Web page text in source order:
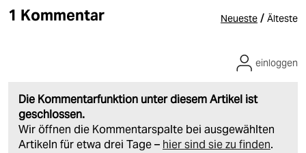
1 Kommentar Neueste / Älteste
Die Kommentarfunktion unter diesem Artikel ist
geschlossen.
Wir öffnen die Kommentarspalte bei ausgewählten
Artikeln für etwa drei Tage – hier sind sie zu finden.
einloggen